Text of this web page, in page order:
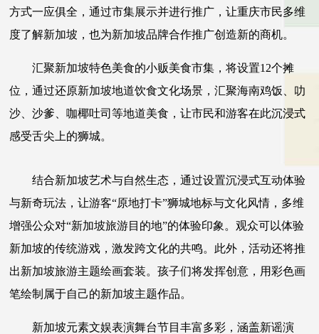
方式一应俱全，通过市集展示并进行推广，让重庆市民多维
度了解新加坡，也为新加坡品牌合作推广创造新的商机。
汇聚新加坡特色美食的小贩美食市集，将设置12个摊
位，通过还原新加坡地道饮食文化场景，汇聚海南鸡饭、叻
沙、沙爹、咖椰吐司等地道美食，让市民和游客在此沉浸式
感受舌尖上的狮城。
结合新加坡艺术与自然生态，通过设置沉浸式互动体验
与新奇玩法，让游客“原地打卡”狮城地标与文化风情，多维
增强公众对“新加坡旅游目的地”的体验印象。观众可以体验
新加坡的传统游戏，激发跨文化的共鸣。此外，活动还将推
出新加坡旅游主题绘画套装。孩子们将发挥创意，用彩色画
笔绘制属于自己的新加坡主题作品。
新加坡元素文娱表演舞台节目丰富多彩，涵盖新谣演